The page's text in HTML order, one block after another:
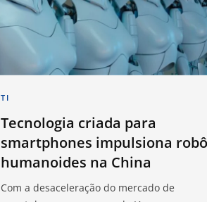
TI
Tecnologia criada para
smartphones impulsiona
humanoides na China
Com a desaceleração do mercado de